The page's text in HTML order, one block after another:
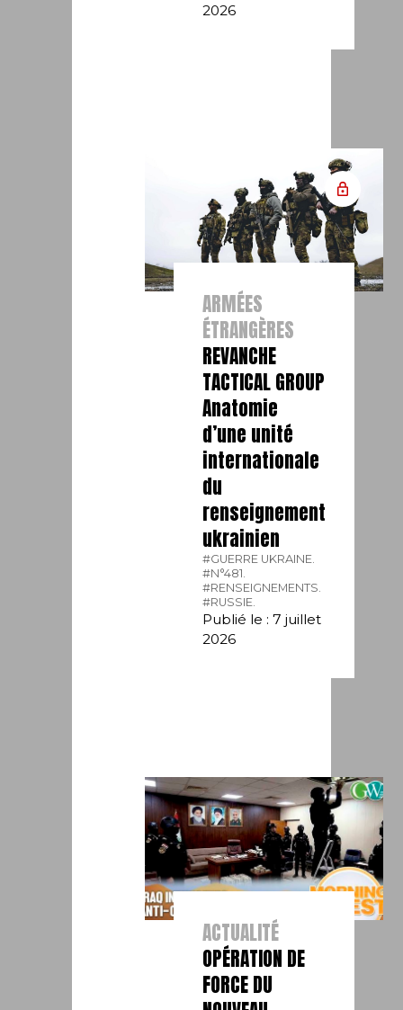
2026
ARMÉES
ÉTRANGÈRES
REVANCHE
TACTICAL GROUP
Anatomie
d’une unité
internationale
du
renseignement
ukrainien
#GUERRE UKRAINE.
#N°481.
#RENSEIGNEMENTS.
#RUSSIE.
Publié le : 7 juillet
2026
ACTUALITÉ
OPÉRATION DE
FORCE DU